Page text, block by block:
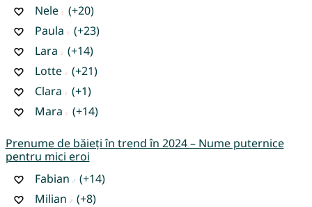
Nele
(+20)
Paula
(+23)
Lara
(+14)
Lotte
(+21)
Clara
(+1)
Mara
(+14)
Prenume de băieți în trend în 2024 – Nume puternice
pentru mici eroi
Fabian
(+14)
Milian
(+8)